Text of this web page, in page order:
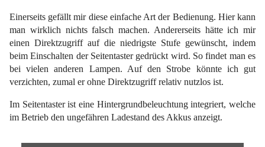
Einerseits gefällt mir diese einfache Art der Bedienung. Hier kann
man wirklich nichts falsch machen. Andererseits hätte ich mir
einen Direktzugriff auf die niedrigste Stufe gewünscht, indem
beim Einschalten der Seitentaster gedrückt wird. So findet man es
bei vielen anderen Lampen. Auf den Strobe könnte ich gut
verzichten, zumal er ohne Direktzugriff relativ nutzlos ist.
Im Seitentaster ist eine Hintergrundbeleuchtung integriert, welche
im Betrieb den ungefähren Ladestand des Akkus anzeigt.